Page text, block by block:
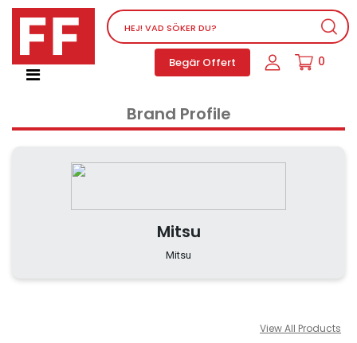
Begär Offert 0
Nätverksutrustning
Service, supportprogram och licenser
Skärmar och Projektorer
Brand Profile
Mitsu
Mitsu
View All Products